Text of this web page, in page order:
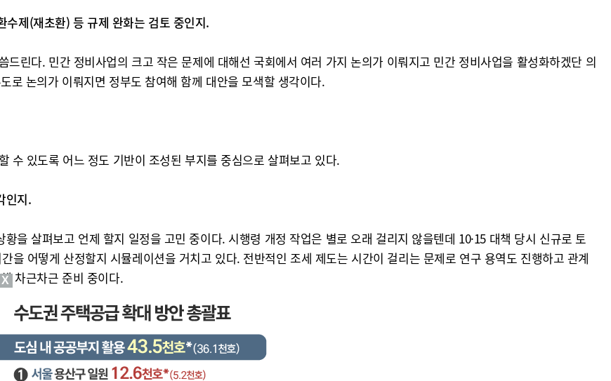
제(재초환) 등 규제 완화는 검토 중인지.
린다. 민간 정비사업의 크고 작은 문제에 대해선 국회에서 여러 가지 논의가 이뤄지고 민간 정비사업을 활성화하겠단 의
로 논의가 이뤄지면 정부도 참여해 함께 대안을 모색할 생각이다.
수 있도록 어느 정도 기반이 조성된 부지를 중심으로 살펴보고 있다.
인지.
을 살펴보고 언제 할지 일정을 고민 중이다. 시행령 개정 작업은 별로 오래 걸리지 않을텐데 10·15 대책 당시 신규로 토
을 어떻게 산정할지 시뮬레이션을 거치고 있다. 전반적인 조세 제도는 시간이 걸리는 문제로 연구 용역도 진행하고 관계
차근차근 준비 중이다.
X